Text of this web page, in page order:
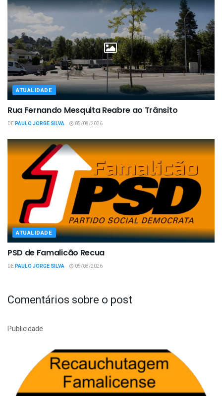
ATUALIDADE
Rua Fernando Mesquita Reabre ao Trânsito
DEPAULO JORGE SILVA 05/08/2026
ATUALIDADE
PSD de Famalicão Recua
DEPAULO JORGE SILVA 05/08/2026
Comentários sobre o post
Publicidade